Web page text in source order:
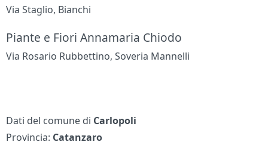
Via Staglio, Bianchi
Piante e Fiori Annamaria Chiodo
Via Rosario Rubbettino, Soveria Mannelli
Dati del comune di Carlopoli
Provincia: Catanzaro